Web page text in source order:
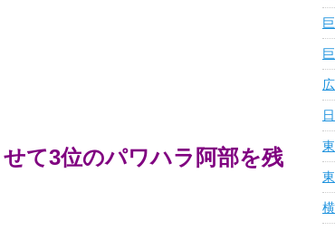
て3位のパワハラ阿部を残